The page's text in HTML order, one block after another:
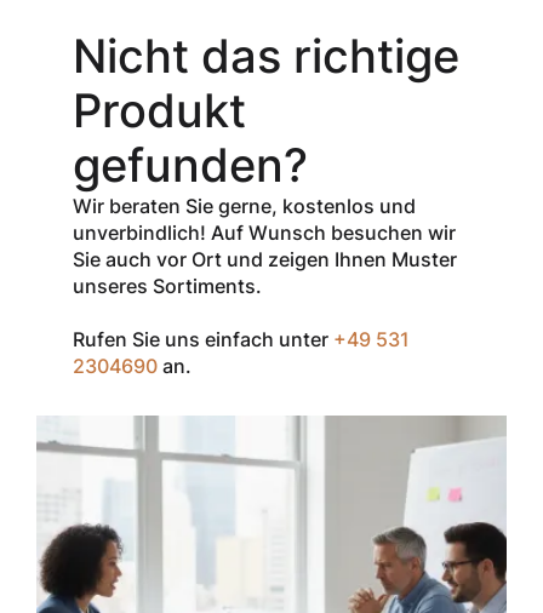
Gutschein-Code
INSPEC30
erhalten Sie
% Rabattauf
den Netto-
Verkaufspreis
aller Produkte
der Marke
InSpec von
Redditch
Zum Einlösen
geben Sie den
an der Kasse
ein.
nur einmal pro
Kunde
einsetzbar und
Nicht das richtige
Produkt
gefunden?
Wir beraten Sie gerne, kostenlos und
unverbindlich! Auf Wunsch besuchen wir
Sie auch vor Ort und zeigen Ihnen Muster
unseres Sortiments.
Rufen Sie uns einfach unter +49 531
2304690 an.